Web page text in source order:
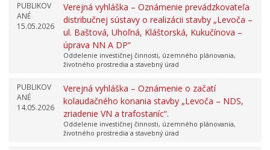
PUBLIKOV
ANÉ
15.05.2026
Verejná vyhláška – Oznámenie prevádzkovateľa
distribučnej sústavy o realizácii stavby „Levoča –
ul. Baštová, Uhoľná, Kláštorská, Kukučínova –
úprava NN A DP“
Oddelenie investičnej činnosti, územného plánovania,
životného prostredia a stavebný úrad
PUBLIKOV
ANÉ
14.05.2026
Verejná vyhláška – Oznámenie o začatí
kolaudačného konania stavby „Levoča – NDS,
zriadenie VN a trafostaníc“.
Oddelenie investičnej činnosti, územného plánovania,
životného prostredia a stavebný úrad